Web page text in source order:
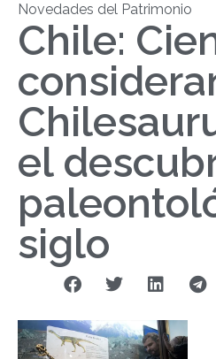
Novedades del Patrimonio
Chile:
el
siglo